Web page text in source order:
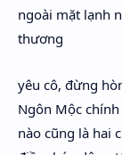
ngoài mặt lạnh
thương
yêu cô, đừng
Ngôn Mộc
nào cũng là hai